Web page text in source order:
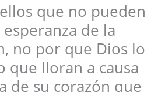
que no pueden
de la
no por que Dios lo
que lloran a causa
de su corazón que